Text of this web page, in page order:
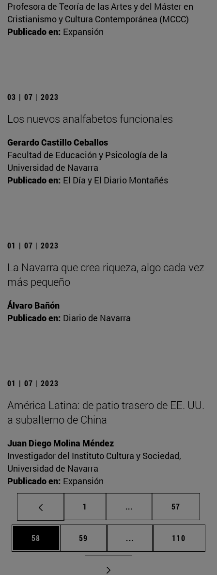
Profesora de Teoría de las Artes y del Máster en
Cristianismo y Cultura Contemporánea (MCCC)
Publicado en: Expansión
03 | 07 | 2023
Los nuevos analfabetos funcionales
Gerardo Castillo Ceballos
Facultad de Educación y Psicología de la
Universidad de Navarra
Publicado en: El Día y El Diario Montañés
01 | 07 | 2023
La Navarra que crea riqueza, algo cada vez
más pequeño
Álvaro Bañón
Publicado en: Diario de Navarra
01 | 07 | 2023
América Latina: de patio trasero de EE. UU.
a subalterno de China
Juan Diego Molina Méndez
Investigador del Instituto Cultura y Sociedad,
Universidad de Navarra
Publicado en: Expansión
Página
1 ... Páginas intermedias
Página
57
Página
58 Página
59 ... Páginas intermedias
Página
110